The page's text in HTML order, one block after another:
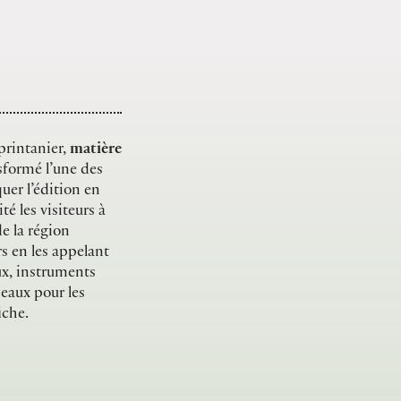
matière
l’une des
l’édition en
les visiteurs à
la région
en les appelant
instruments
pour les